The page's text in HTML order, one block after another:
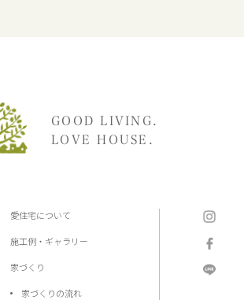
GOOD LIVING.
LOVE HOUSE.
愛住宅について
施工例・ギャラリー
家づくり
家づくりの流れ